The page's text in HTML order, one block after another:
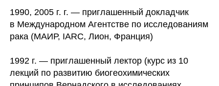
1990, 2005 г. г. — приглашенный докладчик
в Международном Агентстве по исследованиям
рака (МАИР, IARC, Лион, Франция)
1992 г. — приглашенный лектор (курс из 10
лекций по развитию биогеохимических